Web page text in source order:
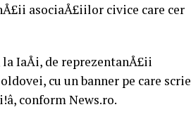
asociaÅ£iilor civice care cer
la IaÅi, de reprezentanÅ£ii
cu un banner pe care scrie
conform News.ro.